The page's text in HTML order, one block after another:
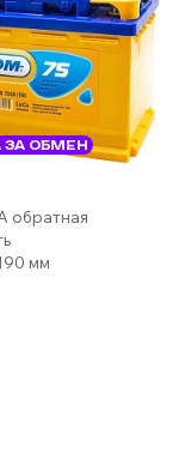
ЗА ОБМЕН
обратная
мм